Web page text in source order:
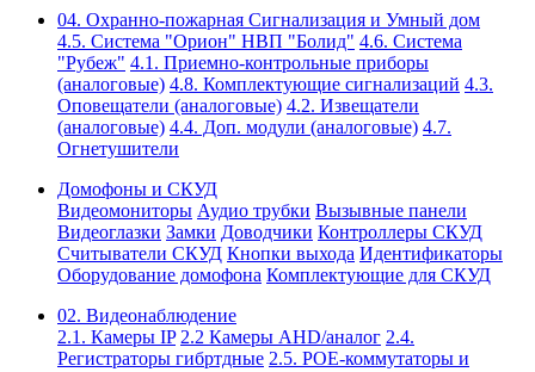
04. Охранно-пожарная Сигнализация и Умный дом
4.5. Система "Орион" НВП "Болид" 4.6. Система
"Рубеж" 4.1. Приемно-контрольные приборы
(аналоговые) 4.8. Комплектующие сигнализаций 4.3.
Оповещатели (аналоговые) 4.2. Извещатели
(аналоговые) 4.4. Доп. модули (аналоговые) 4.7.
Огнетушители
Домофоны и СКУД
Видеомониторы Аудио трубки Вызывные панели
Видеоглазки Замки Доводчики Контроллеры СКУД
Считыватели СКУД Кнопки выхода Идентификаторы
Оборудование домофона Комплектующие для СКУД
02. Видеонаблюдение
2.1. Камеры IP 2.2 Камеры AHD/аналог 2.4.
Регистраторы гибртдные 2.5. РОЕ-коммутаторы и